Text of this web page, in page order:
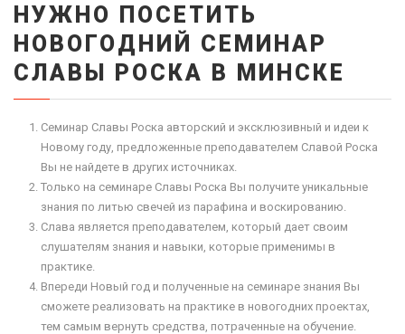
НУЖНО ПОСЕТИТЬ
НОВОГОДНИЙ СЕМИНАР
СЛАВЫ РОСКА В МИНСКЕ
Семинар Славы Роска авторский и эксклюзивный и идеи к
Новому году, предложенные преподавателем Славой Роска
Вы не найдете в других источниках.
Только на семинаре Славы Роска Вы получите уникальные
знания по литью свечей из парафина и воскированию.
Слава является преподавателем, который дает своим
слушателям знания и навыки, которые применимы в
практике.
Впереди Новый год и полученные на семинаре знания Вы
сможете реализовать на практике в новогодних проектах,
тем самым вернуть средства, потраченные на обучение.